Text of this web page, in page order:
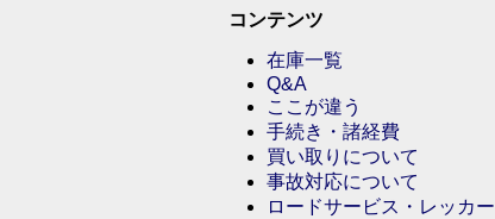
コンテンツ
在庫一覧
Q&A
ここが違う
手続き・諸経費
買い取りについて
事故対応について
ロードサービス・レッカー